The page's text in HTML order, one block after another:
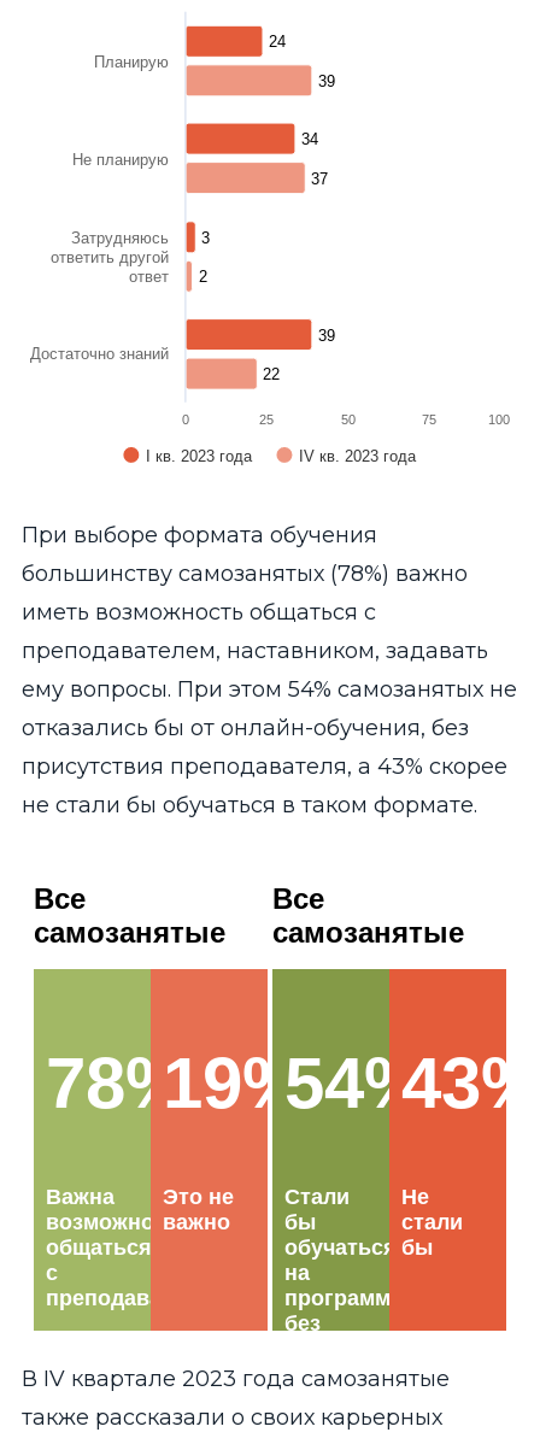
24
24
34
34
3
3
39
39
39
39
37
37
2
2
22
22
I кв. 2023 года IV кв. 2023 года
Планирую
Не планирую
Затрудняюсь
ответить другой
ответ
Достаточно знаний
0 25 50 75 100
При выборе формата обучения
большинству самозанятых (78%) важно
иметь возможность общаться с
преподавателем, наставником, задавать
ему вопросы. При этом 54% самозанятых не
отказались бы от онлайн-обучения, без
присутствия преподавателя, а 43% скорее
не стали бы обучаться в таком формате.
В IV квартале 2023 года самозанятые
также рассказали о своих карьерных